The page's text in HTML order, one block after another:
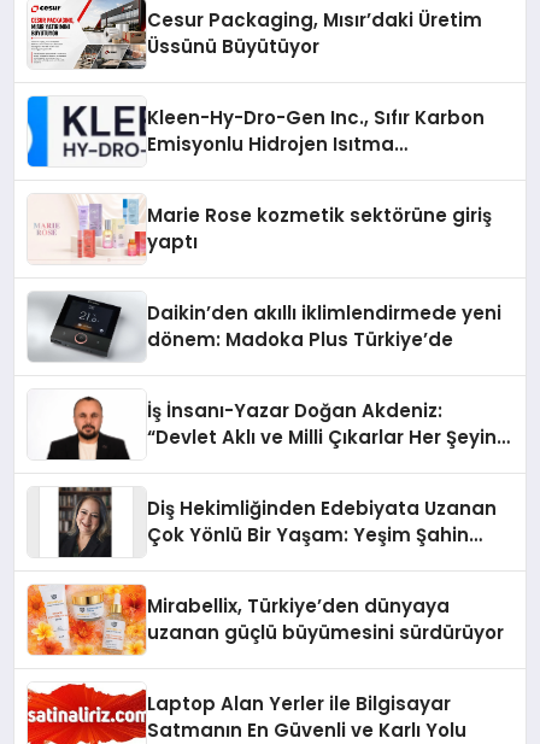
Cesur Packaging, Mısır’daki Üretim
Üssünü Büyütüyor
Kleen-Hy-Dro-Gen Inc., Sıfır Karbon
Emisyonlu Hidrojen Isıtma
Marie Rose kozmetik sektörüne giriş
yaptı
Daikin’den akıllı iklimlendirmede yeni
dönem: Madoka Plus Türkiye’de
İş İnsanı-Yazar Doğan Akdeniz:
“Devlet Aklı ve Milli Çıkarlar Her Şeyin
Diş Hekimliğinden Edebiyata Uzanan
Çok Yönlü Bir Yaşam: Yeşim Şahin
Mirabellix, Türkiye’den dünyaya
uzanan güçlü büyümesini sürdürüyor
Laptop Alan Yerler ile Bilgisayar
Satmanın En Güvenli ve Karlı Yolu